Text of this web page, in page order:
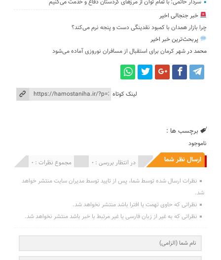
سردار حاتمی: با تمام توان از مرزهای کردستان دفاع و خدمت می‌کنیم
خبر جنجالی اخیر
چرا بازار همدان با کمبود نقدینگی دست و پنجه نرم می‌کند؟
پربحث‌ترین خبر اخیر
محمد درشهر کرمان برای استقبال از مسافران نوروزی آماده می‌شود
لینک کوتاه
برچسب ها :
ناموجود
ارسال نظر شما مجموع نظرات : 0 در انتظار بررسی : 0 انتشار یافته : 0
نظرات ارسال شده توسط شما، پس از تایید توسط مدیران سایت منتشر خواهد
شد.
نظراتی که حاوی تهمت یا افترا باشد منتشر نخواهد شد.
نظراتی که به غیر از زبان فارسی یا غیر مرتبط با خبر باشد منتشر نخواهد شد.